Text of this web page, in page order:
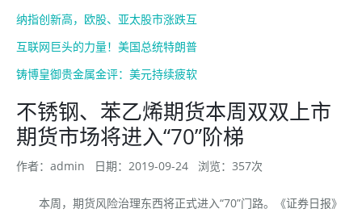
纳指创新高，欧股、亚太股市涨跌互
互联网巨头的力量！美国总统特朗普
铸博皇御贵金属金评：美元持续疲软
不锈钢、苯乙烯期货本周双双上市
期货市场将进入“70”阶梯
作者：admin 日期：2019-09-24 浏览：357次
本周，期货风险治理东西将正式进入“70”门路。《证券日报》